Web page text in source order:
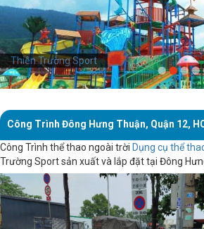
Thiên Trường Sport
Công Trình Đông Hưng Thuận, Quận 12,
Công Trình thể thao ngoài trời Dụng cụ thể
Trường Sport sản xuất và lắp đặt tại Đông